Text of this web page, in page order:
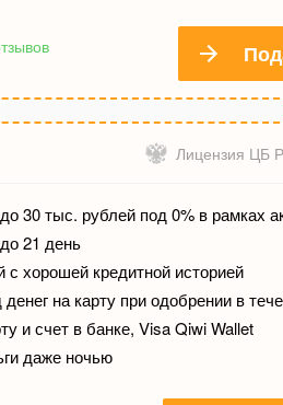
Лицензия ЦБ
30 тыс. рублей под 0% в рамках
21 день
хорошей кредитной историей
на карту при одобрении в
и счет в банке, Visa Qiwi Wallet
даже ночью